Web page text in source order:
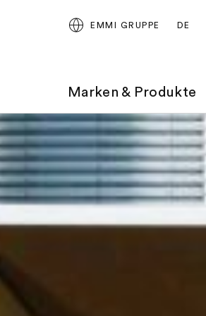
Marken & Produkte
EMMI GRUPPE DE